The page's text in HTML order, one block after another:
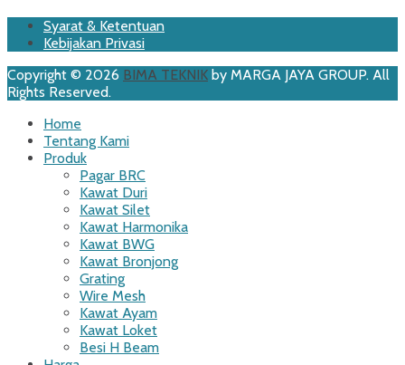
Footer
Menu
Skip
Syarat & Ketentuan
Kebijakan Privasi
Copyright © 2026 BIMA TEKNIK by MARGA JAYA GROUP. All
Rights Reserved.
Home
Tentang Kami
Produk
Pagar BRC
Kawat Duri
Kawat Silet
Kawat Harmonika
Kawat BWG
Kawat Bronjong
Grating
Wire Mesh
Kawat Ayam
Kawat Loket
Besi H Beam